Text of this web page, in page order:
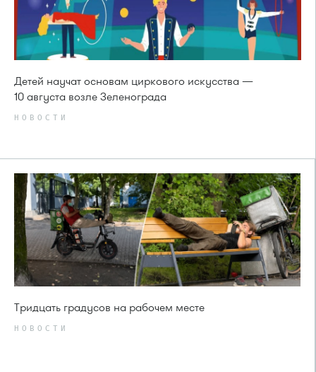
Детей научат основам циркового искусства —
10 августа возле Зеленограда
НОВОСТИ
Тридцать градусов на рабочем месте
НОВОСТИ